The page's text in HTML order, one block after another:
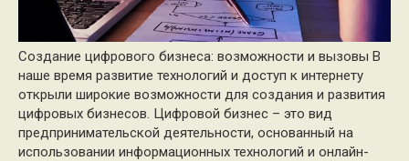
Создание цифрового бизнеса: возможности и вызовы В
наше время развитие технологий и доступ к интернету
открыли широкие возможности для создания и развития
цифровых бизнесов. Цифровой бизнес – это вид
предпринимательской деятельности, основанный на
использовании информационных технологий и онлайн-